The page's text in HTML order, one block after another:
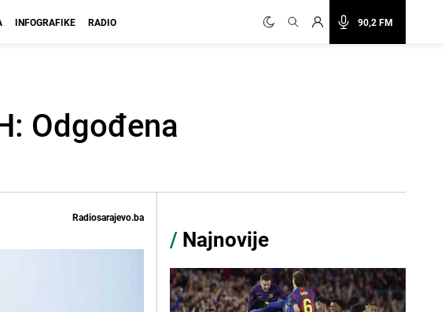
90,2 FM
INFOGRAFIKE RADIO
Odgođena
Radiosarajevo.ba
/ Najnovije